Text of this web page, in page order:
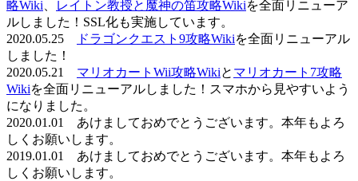
略Wiki
レイトン教授と魔神の笛攻略Wikiを全面リニューア
ルしました！SSL化も実施しています。
2020.05.25
ドラゴンクエスト9攻略Wikiを全面リニューアル
しました！
2020.05.21 マリオカートWii攻略Wikiと マリオカート7攻略
Wikiを全面リニューアルしました！スマホから見やすいよう
になりました。
2020.01.01 あけましておめでとうございます。本年もよろ
しくお願いします。
2019.01.01 あけましておめでとうございます。本年もよろ
しくお願いします。